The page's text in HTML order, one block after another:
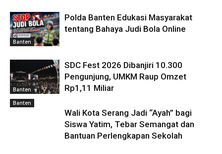
Banten
Polda Banten Edukasi Masyarakat
tentang Bahaya Judi Bola Online
Banten
SDC Fest 2026 Dibanjiri 10.300
Pengunjung, UMKM Raup Omzet
Rp1,11 Miliar
Banten
Wali Kota Serang Jadi “Ayah” bagi
Siswa Yatim, Tebar Semangat dan
Bantuan Perlengkapan Sekolah